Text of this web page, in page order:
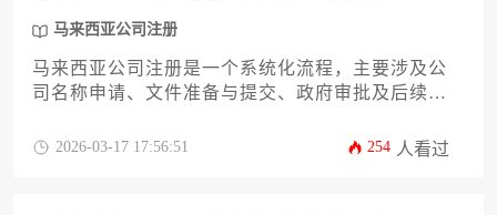
马来西亚公司注册
马来西亚公司注册是一个系统化流程，主要涉及公
司名称申请、文件准备与提交、政府审批及后续登
较大，通常在数千至数万马币不等。
2026-03-17 17:56:51 254 人看过